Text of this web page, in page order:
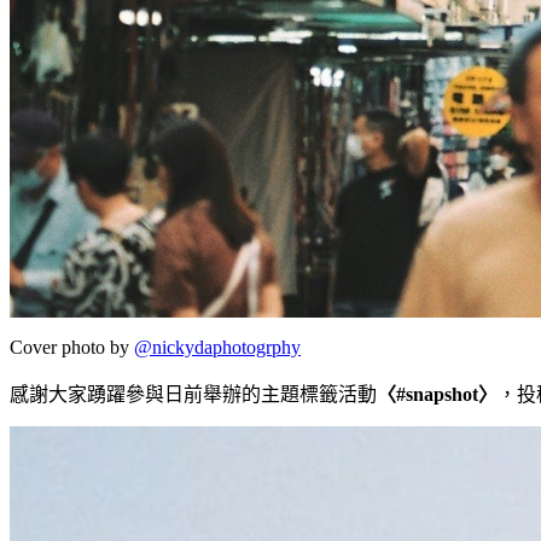
Cover photo by @nickydaphotogrphy
感謝大家踴躍參與日前舉辦的主題標籤活動 〈#snapshot〉 ，